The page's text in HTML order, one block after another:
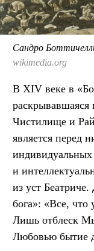
Сандро
wikimedia.org
В XIV веке в
Чистилище и
является перед
и
из уст
бога»: «Все,
Лишь отблеск
Любовью бытие